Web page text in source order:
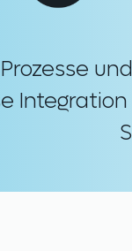
Integration